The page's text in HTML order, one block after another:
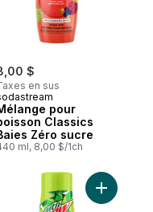
$
en sus
pour
Classics
Zéro sucre
ml, 8,00 $/1ch
Express Chop au